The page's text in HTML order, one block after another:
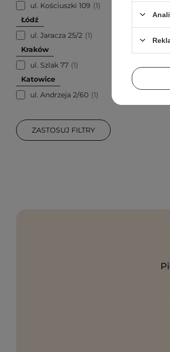
ul. Kościuszki 109
1
Łódź
ul. Jaracza 25/2 1
Kraków
ul. Szlak 77 1
Katowice
ul. Andrzeja 2/60 1
ZASTOSUJ FILTRY